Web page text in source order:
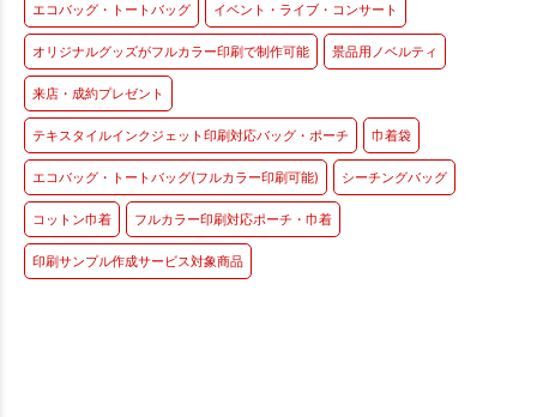
エコバッグ・トートバッグ イベント・ライブ・コンサート
オリジナルグッズがフルカラー印刷で制作可能 景品用ノベルティ
来店・成約プレゼント
テキスタイルインクジェット印刷対応バッグ・ポーチ 巾着袋
エコバッグ・トートバッグ(フルカラー印刷可能) シーチングバッグ
コットン巾着 フルカラー印刷対応ポーチ・巾着
印刷サンプル作成サービス対象商品